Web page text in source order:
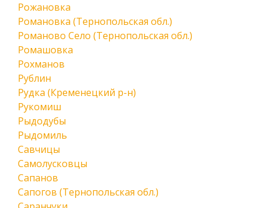
Рожановка
Романовка (Тернопольская обл.)
Романово Село (Тернопольская обл.)
Ромашовка
Рохманов
Рублин
Рудка (Кременецкий р-н)
Рукомиш
Рыдодубы
Рыдомиль
Савчицы
Самолусковцы
Сапанов
Сапогов (Тернопольская обл.)